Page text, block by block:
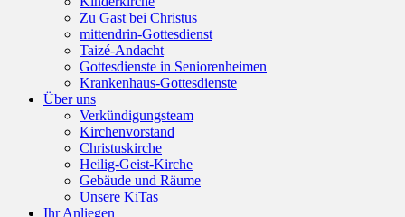
Zu Gast bei Christus
mittendrin-Gottesdienst
Taizé-Andacht
Gottesdienste in Seniorenheimen
Krankenhaus-Gottesdienste
Über uns
Verkündigungsteam
Kirchenvorstand
Christuskirche
Heilig-Geist-Kirche
Gebäude und Räume
Unsere KiTas
Ihr Anliegen